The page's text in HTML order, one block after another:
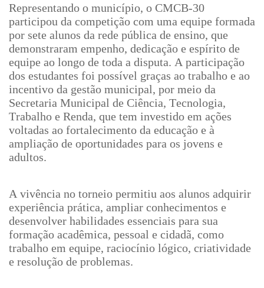
Representando o município, o CMCB-30
participou da competição com uma equipe formada
por sete alunos da rede pública de ensino, que
demonstraram empenho, dedicação e espírito de
equipe ao longo de toda a disputa. A participação
dos estudantes foi possível graças ao trabalho e ao
incentivo da gestão municipal, por meio da
Secretaria Municipal de Ciência, Tecnologia,
Trabalho e Renda, que tem investido em ações
voltadas ao fortalecimento da educação e à
ampliação de oportunidades para os jovens e
adultos.
A vivência no torneio permitiu aos alunos adquirir
experiência prática, ampliar conhecimentos e
desenvolver habilidades essenciais para sua
formação acadêmica, pessoal e cidadã, como
trabalho em equipe, raciocínio lógico, criatividade
e resolução de problemas.